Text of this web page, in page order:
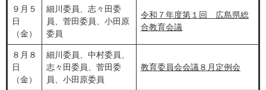
９月５
日
（金）
細川委員、志々田委
員、菅田委員、小田原
委員
令和７年度第１回 広島県総
合教育会議
８月８
日
（金）
細川委員、中村委員、
志々田委員、菅田委
員、小田原委員
教育委員会会議８月定例会